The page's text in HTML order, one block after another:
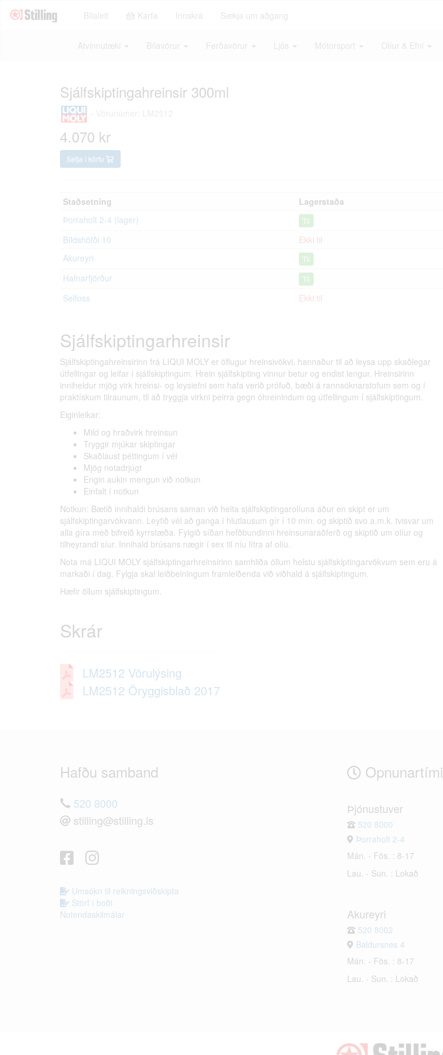
Bílaleit Karfa Innskrá Sækja um aðgang
Atvinnutæki Bílavörur Ferðavörur Ljós Mótorsport Olíur & Efni
Sjálfskiptingahreinsir 300ml
-
4.070 kr
Setja í körfu
Staðsetning
Lagerstaða
Þorraholt 2-4 (lager)
Til
Bíldshöfði 10
Ekki til
Akureyri
Til
Hafnarfjörður Til
Selfoss Ekki til
Sjálfskiptingarhreinsir
Sjálfskiptingahreinsirinn frá LIQUI MOLY er öflugur hreinsivökvi, hannaður til að leysa upp skaðlegar
útfellingar og leifar í sjálfskiptingum. Hrein sjálfskipting vinnur betur og endist lengur. Hreinsirinn
inniheldur mjög virk hreinsi- og leysiefni sem hafa verið prófuð, bæði á rannsóknarstofum sem og í
praktískum tilraunum, til að tryggja virkni þeirra gegn óhreinindum og útfellingum í sjálfskiptingum.
Eiginleikar:
Mild og hraðvirk hreinsun
Tryggir mjúkar skiptingar
Skaðlaust þéttingum í vél
Mjög notadrjúgt
Engin aukin mengun við notkun
Einfalt í notkun
Notkun: Bætið innihaldi brúsans saman við heita sjálfskiptingarolíuna áður en skipt er um
sjálfskiptingarvökvann. Leyfið vél að ganga í hlutlausum gír í 10 mín. og skiptið svo a.m.k. tvisvar um
alla gíra með bifreið kyrrstæða. Fylgið síðan hefðbundinni hreinsunaraðferð og skiptið um olíur og
tilheyrandi síur. Innihald brúsans nægir í sex til níu lítra af olíu.
Nota má LIQUI MOLY sjálfskiptingarhreinsirinn samhliða öllum helstu sjálfskiptingarvökvum sem eru á
markaði í dag. Fylgja skal leiðbeiningum framleiðenda við viðhald á sjálfskiptingum.
Hæfir öllum sjálfskiptingum.
Skrár
LM2512 Vörulýsing
LM2512 Öryggisblað 2017
Hafðu samband
520 8000
stilling@stilling.is
Umsókn til reikningsviðskipta
Störf í boði
Notendaskilmálar
Opnunartími
Þjónustuver
520 8000
Þorraholt 2-4
Mán. - Fös. : 8-17
Lau. - Sun. : Lokað
Akureyri
520 8002
Baldursnes 4
Mán. - Fös. : 8-17
Lau. - Sun. : Lokað